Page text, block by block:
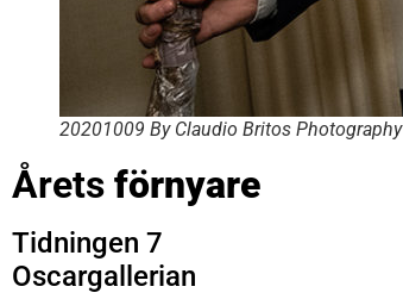
20201009 By Claudio Britos Photography
Årets förnyare
Tidningen 7
Oscargallerian